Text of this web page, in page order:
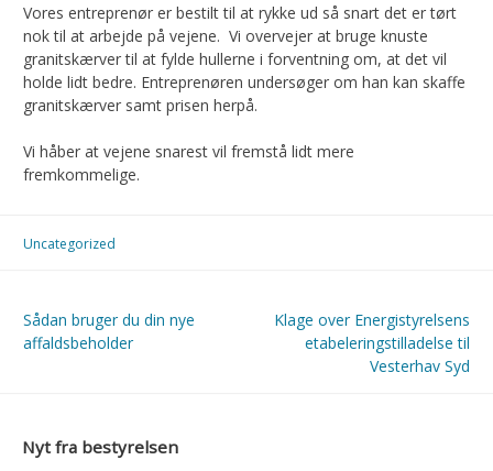
Vores entreprenør er bestilt til at rykke ud så snart det er tørt
nok til at arbejde på vejene. Vi overvejer at bruge knuste
granitskærver til at fylde hullerne i forventning om, at det vil
holde lidt bedre. Entreprenøren undersøger om han kan skaffe
granitskærver samt prisen herpå.
Vi håber at vejene snarest vil fremstå lidt mere
fremkommelige.
Uncategorized
Indlægsnavigation
Sådan bruger du din nye
affaldsbeholder
Klage over Energistyrelsens
etabeleringstilladelse til
Vesterhav Syd
Nyt fra bestyrelsen